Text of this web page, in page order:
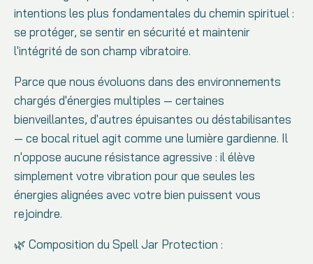
intentions les plus fondamentales du chemin spirituel :
se protéger, se sentir en sécurité et maintenir
l'intégrité de son champ vibratoire.
Parce que nous évoluons dans des environnements
chargés d'énergies multiples — certaines
bienveillantes, d'autres épuisantes ou déstabilisantes
— ce bocal rituel agit comme une lumière gardienne. Il
n'oppose aucune résistance agressive : il élève
simplement votre vibration pour que seules les
énergies alignées avec votre bien puissent vous
rejoindre.
🌿 Composition du Spell Jar Protection :